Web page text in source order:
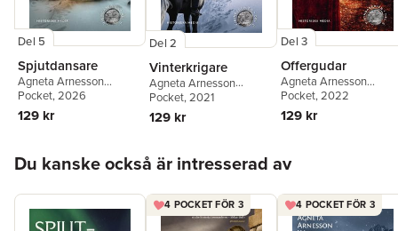
Del 5
Spjutdansare
Agneta Arnesson
Westerdahl
Pocket, 2026
129 kr
Del 2
Vinterkrigare
Agneta Arnesson
Westerdahl
Pocket, 2021
129 kr
Del 3
Offergudar
Agneta Arnesson
Westerdahl
Pocket, 2022
129 kr
Du kanske också är intresserad av
4 POCKET FÖR 3 4 POCKET FÖR 3